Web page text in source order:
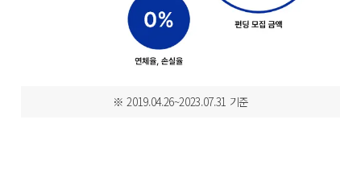
※ 2019.04.26~2023.07.31 기준